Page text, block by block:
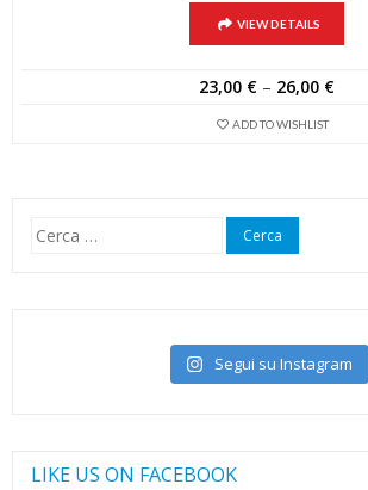
VIEW DETAILS
23,00 € – 26,00 €
ADD TO WISHLIST
Ricerca
per:
Segui su Instagram
LIKE US ON FACEBOOK